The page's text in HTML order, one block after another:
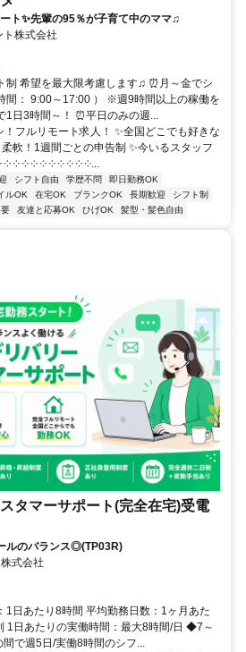
ト✨先輩の95％が子育て中のママ♫
ト株式会社
制 希望を最大限考慮します♫ ⏰月～金でシ
間： 9:00～17:00 ） ※週9時間以上の稼働を
日3時間～！ ⏰平日のみの週...
！フルリモート求人！ ✨全国どこでも好きな
軟！1週間ごとの申告制 ✨今いるスタッフ
༶ ༶ ༶ ༶ ༶ ༶ ༶ ༶ ༶...
シフト自由 学歴不問
即日勤務OK
ルOK 在宅OK ブランクOK 長期歓迎
シフト制
友達と応募OK ひげOK 髪型・髪色自由
タマーサポート(完全在宅)受電
ルのバランス◎(TP03R)
式会社
1日あたり8時間 平均勤務日数：1ヶ月あた
1日あたりの実働時間：最大8時間/日 ◆7～
で週5日/実働8時間のシフ...